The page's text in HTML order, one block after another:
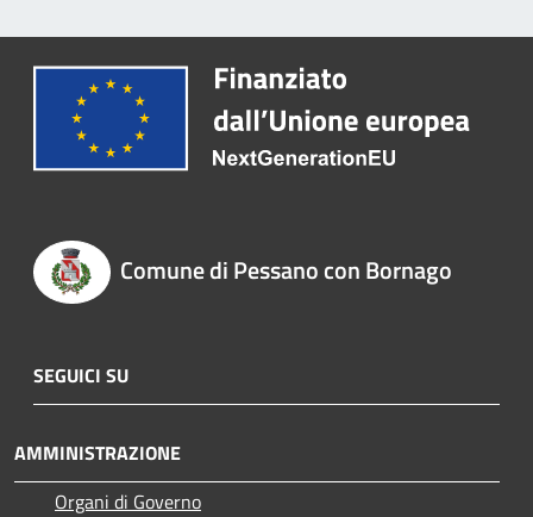
Comune di Pessano con Bornago
SEGUICI SU
AMMINISTRAZIONE
Organi di Governo